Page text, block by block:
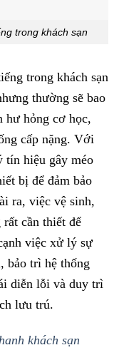
trong khách sạn
trong khách sạn
thường sẽ bao
hư hỏng cơ học,
cấp nặng. Với
tín hiệu gây méo
bị để đảm bảo
ra, việc vệ sinh,
cần thiết để
việc xử lý sự
bảo trì hệ thống
diễn lỗi và duy trì
lưu trú.
khách sạn